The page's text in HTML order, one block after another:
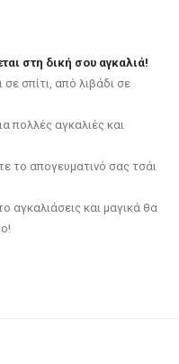
στη δική σου αγκαλιά!
σπίτι, από λιβάδι σε
πολλές αγκαλιές και
το απογευματινό σας τσάι
αγκαλιάσεις και μαγικά θα